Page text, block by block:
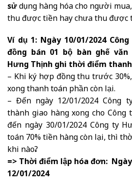
sửdụng hàng hóa cho người
thu được tiền hay chưa thu được
Ví dụ 1: Ngày 10/01/2024
đồng bán 01 bộ bàn ghế
Hưng Thịnh ghi thời điểm
– Khi ký hợp đồng thu trước
xong thanh toán phần còn lại.
– Đến ngày 12/01/2024 Công
thành giao hàng xong cho
đến ngày 30/01/2024 Công ty
toán 70% tiền hàng còn lại, thì
khi nào?
=> Thời điểm lập hóa đơn:
12/01/2024